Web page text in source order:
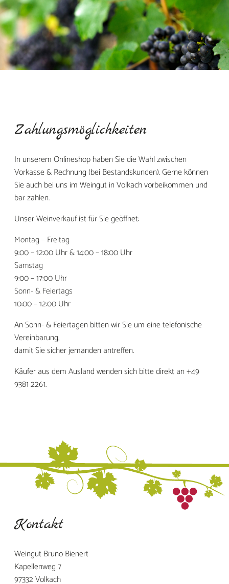
Zahlungsmöglichkeiten
In unserem Onlineshop haben Sie die Wahl zwischen
Vorkasse & Rechnung (bei Bestandskunden). Gerne können
Sie auch bei uns im Weingut in Volkach vorbeikommen und
bar zahlen.
Unser Weinverkauf ist für Sie geöffnet:
Montag – Freitag
9:00 – 12:00 Uhr & 14:00 – 18:00 Uhr
Samstag
9:00 – 17:00 Uhr
Sonn- & Feiertags
10:00 – 12:00 Uhr
An Sonn- & Feiertagen bitten wir Sie um eine telefonische
Vereinbarung,
damit Sie sicher jemanden antreffen.
Käufer aus dem Ausland wenden sich bitte direkt an +49
9381 2261.
Kontakt
Weingut Bruno Bienert
Kapellenweg 7
97332 Volkach